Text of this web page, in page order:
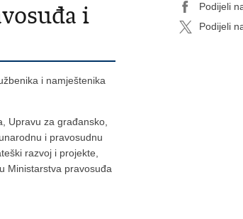
i
i namještenika
Upravu za građansko,
i pravosudnu
razvoj i projekte,
Ministarstva pravosuđa
Podijeli
Podijeli